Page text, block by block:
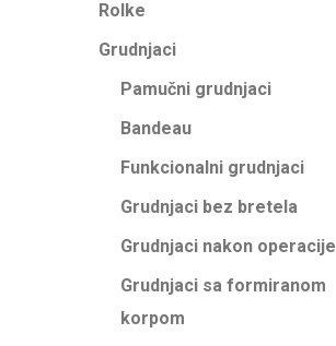
Rolke
Grudnjaci
Pamučni grudnjaci
Bandeau
Funkcionalni grudnjaci
Grudnjaci bez bretela
Grudnjaci nakon operacije
Grudnjaci sa formiranom
korpom